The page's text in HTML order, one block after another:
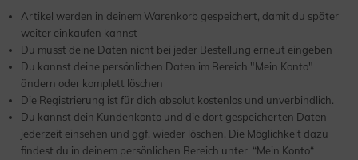
Artikel werden in deinem Warenkorb gespeichert, damit du später
weiter einkaufen kannst
Du musst deine Daten nicht bei jeder Bestellung erneut eingeben
Du kannst deine persönlichen Daten im Bereich "Mein Konto"
ändern oder komplett löschen
Die Registrierung ist für dich absolut kostenlos und unverbindlich.
Du kannst dein Kundenkonto und die dort gespeicherten Daten
jederzeit einsehen und ggf. wieder löschen. Die Möglichkeit dazu
findest du in deinem persönlichen Bereich unter “Mein Konto“